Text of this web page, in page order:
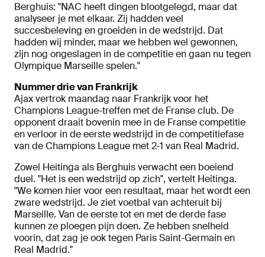
Berghuis: "NAC heeft dingen blootgelegd, maar dat
analyseer je met elkaar. Zij hadden veel
succesbeleving en groeiden in de wedstrijd. Dat
hadden wij minder, maar we hebben wel gewonnen,
zijn nog ongeslagen in de competitie en gaan nu tegen
Olympique Marseille spelen."
Nummer drie van Frankrijk
Ajax vertrok maandag naar Frankrijk voor het
Champions League-treffen met de Franse club. De
opponent draait bovenin mee in de Franse competitie
en verloor in de eerste wedstrijd in de competitiefase
van de Champions League met 2-1 van Real Madrid.
Zowel Heitinga als Berghuis verwacht een boeiend
duel. "Het is een wedstrijd op zich", vertelt Heitinga.
"We komen hier voor een resultaat, maar het wordt een
zware wedstrijd. Je ziet voetbal van achteruit bij
Marseille. Van de eerste tot en met de derde fase
kunnen ze ploegen pijn doen. Ze hebben snelheid
voorin, dat zag je ook tegen Paris Saint-Germain en
Real Madrid."